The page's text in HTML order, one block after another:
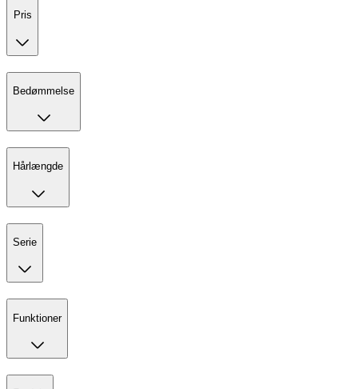
Pris
Bedømmelse
Hårlængde
Serie
Funktioner